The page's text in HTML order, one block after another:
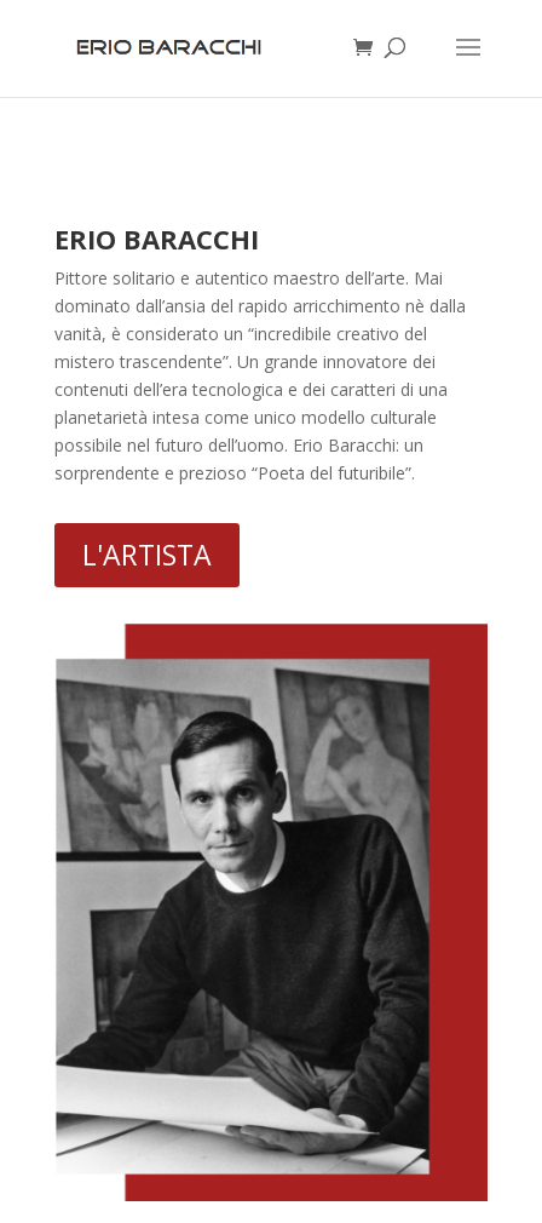
ERIO BARACCHI
Pittore solitario e autentico maestro dell’arte. Mai
dominato dall’ansia del rapido arricchimento nè dalla
vanità, è considerato un “incredibile creativo del
mistero trascendente”. Un grande innovatore dei
contenuti dell’era tecnologica e dei caratteri di una
planetarietà intesa come unico modello culturale
possibile nel futuro dell’uomo. Erio Baracchi: un
sorprendente e prezioso “Poeta del futuribile”.
L'ARTISTA